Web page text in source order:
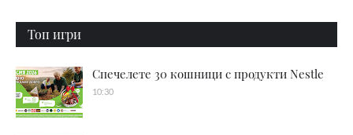
Топ игри
Спечелете 30 кошници с продукти Nestle
10:30